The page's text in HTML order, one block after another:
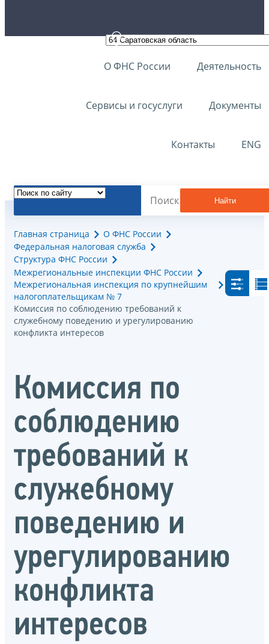
О ФНС России Деятельность
Сервисы и госуслуги Документы
Контакты ENG
Найти
Главная страница
О ФНС России
Федеральная налоговая служба
Структура ФНС России
Межрегиональные инспекции ФНС России
Межрегиональная инспекция по крупнейшим
налогоплательщикам № 7
Комиссия по соблюдению требований к
служебному поведению и урегулированию
конфликта интересов
Комиссия по
соблюдению
требований к
служебному
поведению и
урегулированию
конфликта
интересов